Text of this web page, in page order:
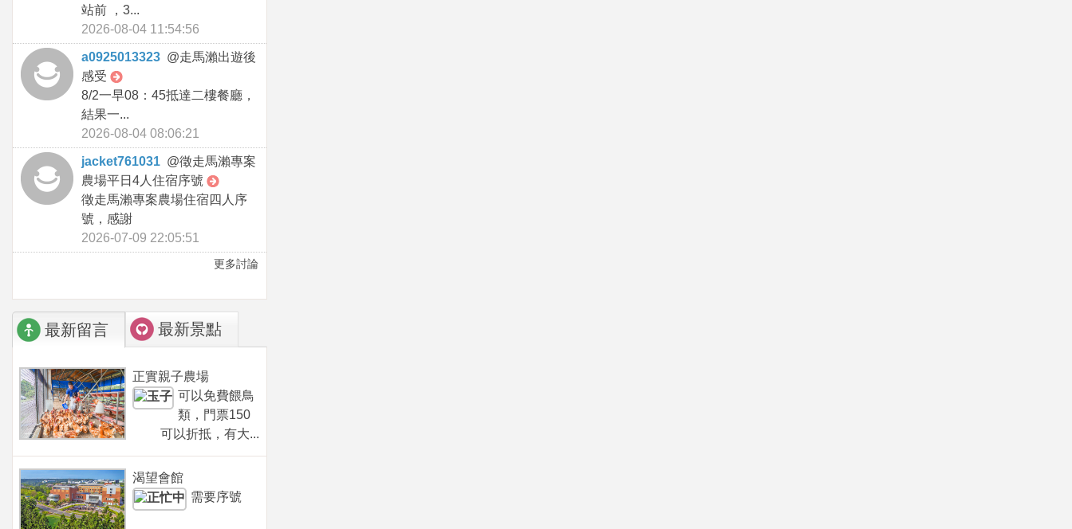
站前 ，3...
2026-08-04 11:54:56
a0925013323 @走馬瀨出遊後
感受
8/2一早08：45抵達二樓餐廳，
結果一...
2026-08-04 08:06:21
jacket761031 @徵走馬瀨專案
農場平日4人住宿序號
徵走馬瀨專案農場住宿四人序
號，感謝
2026-07-09 22:05:51
更多討論
最新留言 最新景點
正實親子農場
可以免費餵鳥
類，門票150
可以折抵，有大...
渴望會館
需要序號